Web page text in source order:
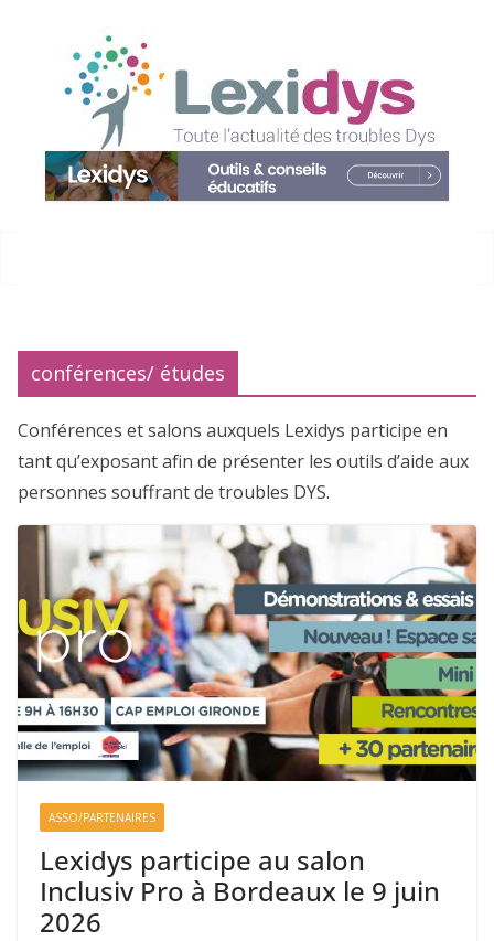
conférences/ études
Conférences et salons auxquels Lexidys participe en
tant qu’exposant afin de présenter les outils d’aide aux
personnes souffrant de troubles DYS.
ASSO/PARTENAIRES
Lexidys participe au salon
Inclusiv Pro à Bordeaux le 9 juin
2026